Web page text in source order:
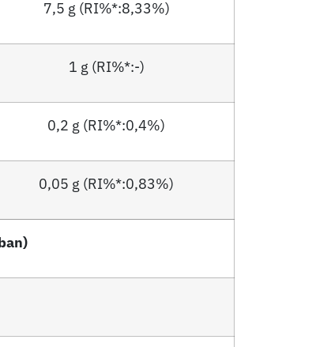
7,5 g (RI%*:8,33%)
1 g (RI%*:-)
0,2 g (RI%*:0,4%)
0,05 g (RI%*:0,83%)